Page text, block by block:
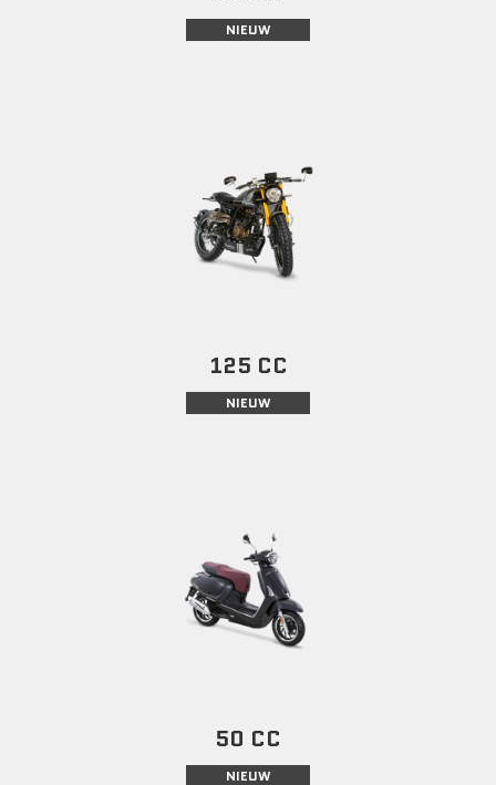
NIEUW
125 CC
NIEUW
50 CC
NIEUW